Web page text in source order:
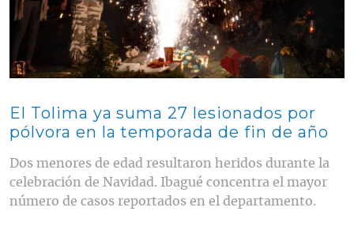
El Tolima ya suma 27 lesionados por
pólvora en la temporada de fin de año
Dos menores de edad resultaron heridos durante la
celebración de Navidad. Ibagué concentra el mayor
número de casos reportados en el departamento.